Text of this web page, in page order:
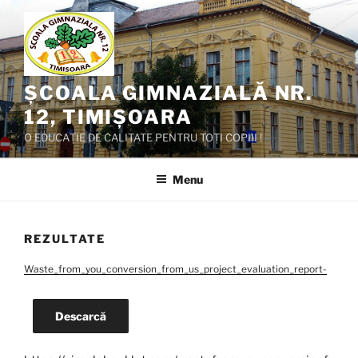
content
ȘCOALA GIMNAZIALĂ NR.
12, TIMIȘOARA
O EDUCAȚIE DE CALITATE PENTRU TOȚI COPIII !
Menu
REZULTATE
Waste_from_you_conversion_from_us_project_evaluation_report-
Descarcă